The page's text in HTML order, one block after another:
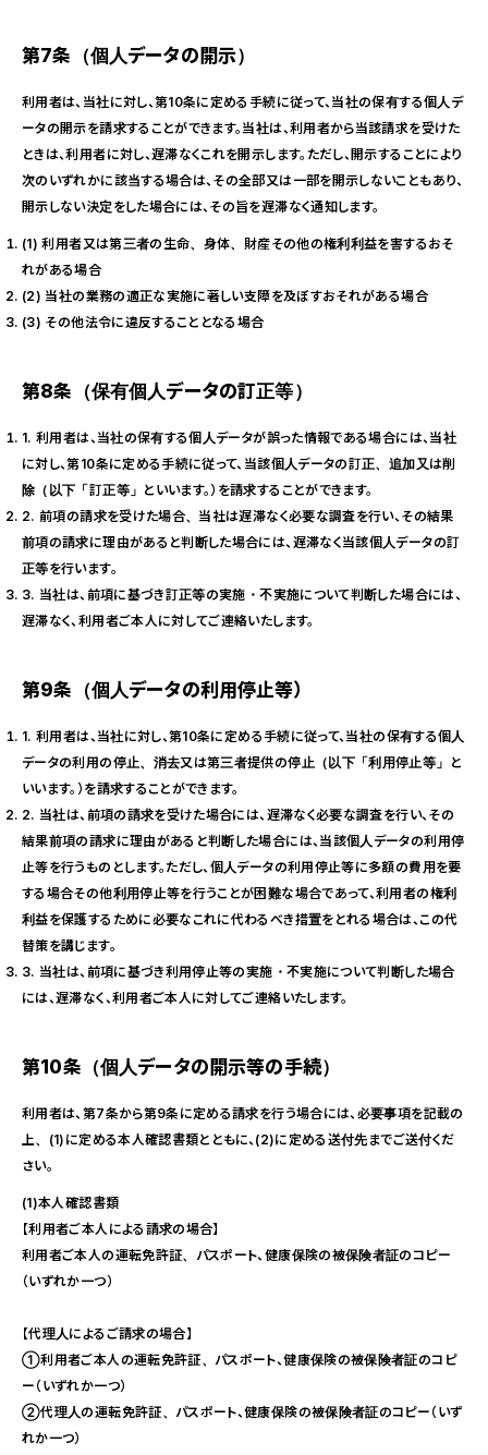
第7条（個人データの開示）
利用者は、当社に対し、第10条に定める手続に従って、当社の保有する個人デ
ータの開示を請求することができます。当社は、利用者から当該請求を受けた
ときは、利用者に対し、遅滞なくこれを開示します。ただし、開示することにより
次のいずれかに該当する場合は、その全部又は一部を開示しないこともあり、
開示しない決定をした場合には、その旨を遅滞なく通知します。
(1) 利用者又は第三者の生命、身体、財産その他の権利利益を害するおそ
れがある場合
(2) 当社の業務の適正な実施に著しい支障を及ぼすおそれがある場合
(3) その他法令に違反することとなる場合
第8条（保有個人データの訂正等）
1. 利用者は、当社の保有する個人データが誤った情報である場合には、当社
に対し、第10条に定める手続に従って、当該個人データの訂正、追加又は削
除（以下「訂正等」といいます。）を請求することができます。
2. 前項の請求を受けた場合、当社は遅滞なく必要な調査を行い、その結果
前項の請求に理由があると判断した場合には、遅滞なく当該個人データの訂
正等を行います。
3. 当社は、前項に基づき訂正等の実施・不実施について判断した場合には、
遅滞なく、利用者ご本人に対してご連絡いたします。
第9条（個人データの利用停止等）
1. 利用者は、当社に対し、第10条に定める手続に従って、当社の保有する個人
データの利用の停止、消去又は第三者提供の停止（以下「利用停止等」と
いいます。）を請求することができます。
2. 当社は、前項の請求を受けた場合には、遅滞なく必要な調査を行い、その
結果前項の請求に理由があると判断した場合には、当該個人データの利用停
止等を行うものとします。ただし、個人データの利用停止等に多額の費用を要
する場合その他利用停止等を行うことが困難な場合であって、利用者の権利
利益を保護するために必要なこれに代わるべき措置をとれる場合は、この代
替策を講じます。
3. 当社は、前項に基づき利用停止等の実施・不実施について判断した場合
には、遅滞なく、利用者ご本人に対してご連絡いたします。
第10条（個人データの開示等の手続）
利用者は、第7条から第9条に定める請求を行う場合には、必要事項を記載の
上、(1)に定める本人確認書類とともに、(2)に定める送付先までご送付くだ
さい。
(1)本人確認書類
【利用者ご本人による請求の場合】
利用者ご本人の運転免許証、パスポート、健康保険の被保険者証のコピー
（いずれか一つ）
【代理人によるご請求の場合】
①利用者ご本人の運転免許証、パスポート、健康保険の被保険者証のコピ
ー（いずれか一つ）
②代理人の運転免許証、パスポート、健康保険の被保険者証のコピー（いず
れか一つ）